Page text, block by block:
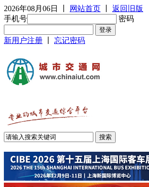
2026年08月06日 网站首页
返回旧版
手机号
密码
新用户注册 忘记密码